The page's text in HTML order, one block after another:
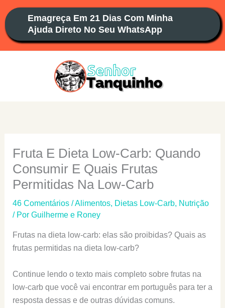
para
conteúdo
Emagreça Em 21 Dias Com Minha
Ajuda Direto No Seu WhatsApp
Fruta E Dieta Low-Carb: Quando
Consumir E Quais Frutas
Permitidas Na Low-Carb
46 Comentários /Alimentos, Dietas Low-Carb, Nutrição
/ Por Guilherme e Roney
Frutas na dieta low-carb: elas são proibidas? Quais as
frutas permitidas na dieta low-carb?
Continue lendo o texto mais completo sobre frutas na
low-carb que você vai encontrar em português para ter a
resposta dessas e de outras dúvidas comuns.